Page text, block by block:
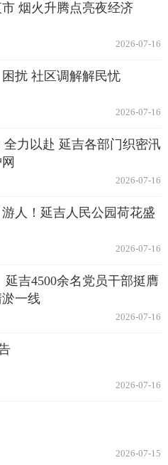
烟火升腾点亮夜经济
2026-07-16
扰 社区调解解民忧
2026-07-16
全力以赴 延吉各部门织密汛
2026-07-16
人！延吉人民公园荷花盛
2026-07-16
延吉4500余名党员干部挺膺
一线
2026-07-16
2026-07-16
2026-07-15